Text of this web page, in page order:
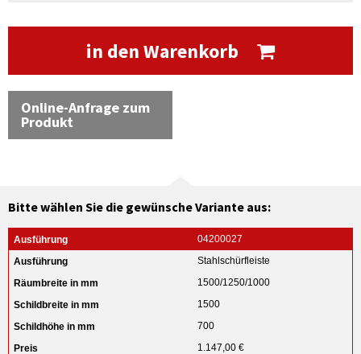
in den Warenkorb
Online-Anfrage zum
Produkt
Bitte wählen Sie die gewünsche Variante aus:
04200027
Stahlschürfleiste
1500/1250/1000
1500
700
1.147,00 €